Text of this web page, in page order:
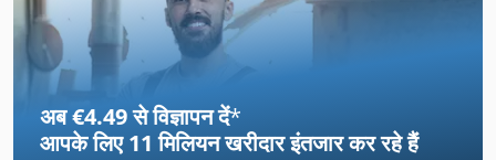
उपकरण धारकों
उपकरण परिवर्तक के साथ सीएनसी मिलिंग मशीन
उपकरण मंत्रिमंडलों
अब €4.49 से विज्ञापन दें*
आपके लिए11 मिलियन खरीदारइंतजार कर रहे हैं